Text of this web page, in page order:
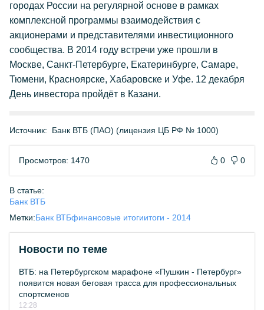
городах России на регулярной основе в рамках
комплексной программы взаимодействия с
акционерами и представителями инвестиционного
сообщества. В 2014 году встречи уже прошли в
Москве, Санкт-Петербурге, Екатеринбурге, Самаре,
Тюмени, Красноярске, Хабаровске и Уфе. 12 декабря
День инвестора пройдёт в Казани.
Источник: Банк ВТБ (ПАО) (лицензия ЦБ РФ № 1000)
Просмотров: 1470 0 0
В статье:
Банк ВТБ
Метки:Банк ВТБфинансовые итогиитоги - 2014
Новости по теме
ВТБ: на Петербургском марафоне «Пушкин - Петербург»
появится новая беговая трасса для профессиональных
спортсменов
12:28